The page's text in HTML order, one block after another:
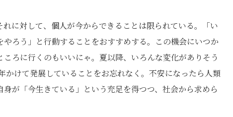
に対して、個人が今からできることは限られている。「い
ろう」と行動することをおすすめする。この機会にいつか
ろに行くのもいいにゃ。夏以降、いろんな変化がありそう
けて発展していることをお忘れなく。不安になったら人類
が「今生きている」という充足を得つつ、社会から求めら